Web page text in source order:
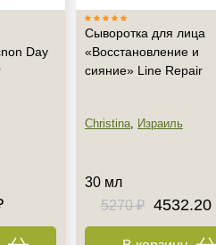
Day
Сыворотка для лица
«Восстановление и
сияние» Line Repair
Christina, Израиль
30 мл
5270 ₽
4532.20